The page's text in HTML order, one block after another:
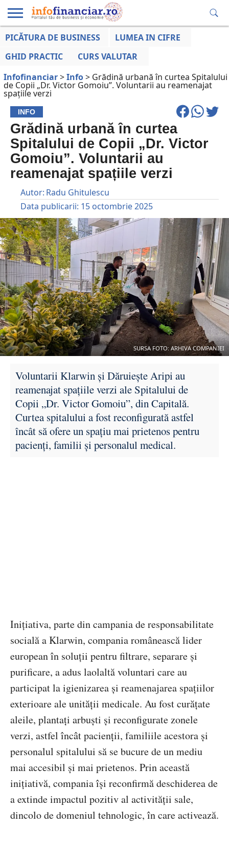
EDUCAȚIE
LA ZI
AFACERILOR
PICĂTURA DE BUSINESS
LUMEA IN CIFRE
GHID PRACTIC
CURS VALUTAR
Infofinanciar>Info> Grădină urbană în curtea Spitalului
de Copii „Dr. Victor Gomoiu”. Voluntarii au reamenajat
spațiile verzi
INFO
Grădină urbană în curtea
Spitalului de Copii „Dr. Victor
Gomoiu”. Voluntarii au
reamenajat spațiile verzi
Autor: Radu Ghitulescu
Data publicarii: 15 octombrie 2025
SURSA FOTO: ARHIVA COMPANIEI
Voluntarii Klarwin și Dăruiește Aripi au
reamenajat spațiile verzi ale Spitalului de
Copii „Dr. Victor Gomoiu”, din Capitală.
Curtea spitalului a fost reconfigurată astfel
încât să ofere un spațiu mai prietenos pentru
pacienți, familii și personalul medical.
Inițiativa, parte din campania de responsabilitate
socială a Klarwin, compania românească lider
european în soluții pentru filtrare, separare și
purificare, a adus laolaltă voluntari care au
participat la igienizarea și reamenajarea spațiilor
exterioare ale unității medicale. Au fost curățate
aleile, plantați arbuști și reconfigurate zonele
verzi, astfel încât pacienții, familiile acestora și
personalul spitalului să se bucure de un mediu
mai accesibil și mai prietenos. Prin această
inițiativă, compania își reconfirmă deschiderea de
a extinde impactul pozitiv al activității sale,
dincolo de domeniul tehnologic, în care activează.